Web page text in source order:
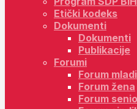
Etički kodeks
Dokumenti
Dokumenti
Publikacije
Forumi
Forum
Forum žena
Forum